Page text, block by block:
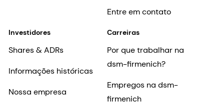
Entre em contato
Investidores
Shares & ADRs
Informações históricas
Nossa empresa
Carreiras
Por que trabalhar na
dsm-firmenich?
Empregos na dsm-
firmenich